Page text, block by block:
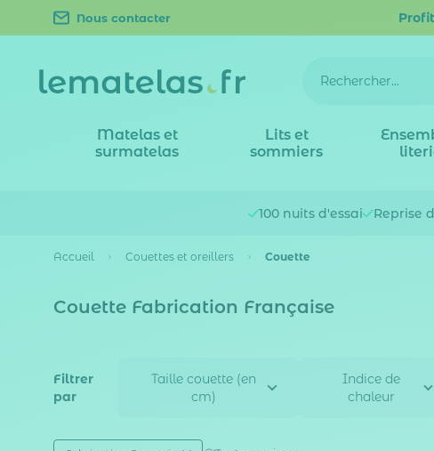
Nous contacter
Matelas et
surmatelas
Lits et
sommiers
100 nuits d'essai Reprise
Accueil Couettes et oreillers Couette
Couette Fabrication Française
Filtrer
par
Taille couette (en
cm)
Indice de
chaleur
Active filtering (1)